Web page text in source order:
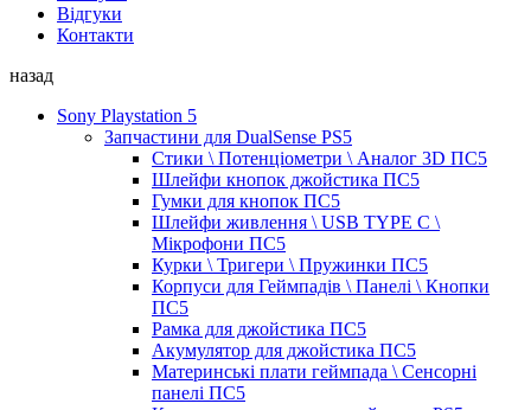
Відгуки
Контакти
назад
Sony Playstation 5
Запчастини для DualSense PS5
Стики \ Потенціометри \ Аналог 3D ПС5
Шлейфи кнопок джойстика ПС5
Гумки для кнопок ПС5
Шлейфи живлення \ USB TYPE C \
Мікрофони ПС5
Курки \ Тригери \ Пружинки ПС5
Корпуси для Геймпадів \ Панелі \ Кнопки
ПС5
Рамка для джойстика ПС5
Акумулятор для джойстика ПС5
Материнські плати геймпада \ Сенсорні
панелі ПС5